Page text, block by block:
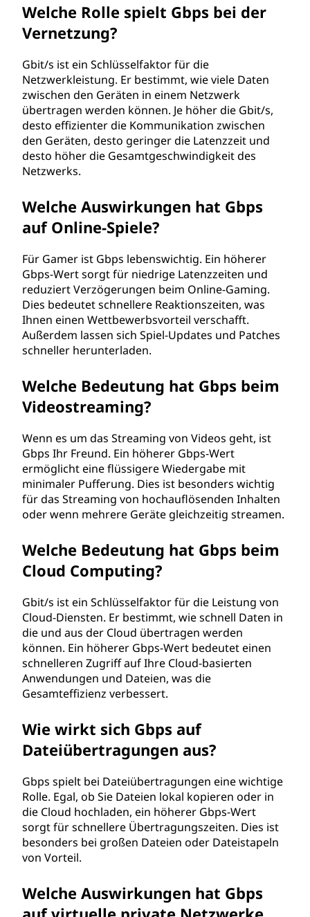
Welche Rolle spielt Gbps bei der
Vernetzung?
Gbit/s ist ein Schlüsselfaktor für die
Netzwerkleistung. Er bestimmt, wie viele Daten
zwischen den Geräten in einem Netzwerk
übertragen werden können. Je höher die Gbit/s,
desto effizienter die Kommunikation zwischen
den Geräten, desto geringer die Latenzzeit und
desto höher die Gesamtgeschwindigkeit des
Netzwerks.
Welche Auswirkungen hat Gbps
auf Online-Spiele?
Für Gamer ist Gbps lebenswichtig. Ein höherer
Gbps-Wert sorgt für niedrige Latenzzeiten und
reduziert Verzögerungen beim Online-Gaming.
Dies bedeutet schnellere Reaktionszeiten, was
Ihnen einen Wettbewerbsvorteil verschafft.
Außerdem lassen sich Spiel-Updates und Patches
schneller herunterladen.
Welche Bedeutung hat Gbps beim
Videostreaming?
Wenn es um das Streaming von Videos geht, ist
Gbps Ihr Freund. Ein höherer Gbps-Wert
ermöglicht eine flüssigere Wiedergabe mit
minimaler Pufferung. Dies ist besonders wichtig
für das Streaming von hochauflösenden Inhalten
oder wenn mehrere Geräte gleichzeitig streamen.
Welche Bedeutung hat Gbps beim
Cloud Computing?
Gbit/s ist ein Schlüsselfaktor für die Leistung von
Cloud-Diensten. Er bestimmt, wie schnell Daten in
die und aus der Cloud übertragen werden
können. Ein höherer Gbps-Wert bedeutet einen
schnelleren Zugriff auf Ihre Cloud-basierten
Anwendungen und Dateien, was die
Gesamteffizienz verbessert.
Wie wirkt sich Gbps auf
Dateiübertragungen aus?
Gbps spielt bei Dateiübertragungen eine wichtige
Rolle. Egal, ob Sie Dateien lokal kopieren oder in
die Cloud hochladen, ein höherer Gbps-Wert
sorgt für schnellere Übertragungszeiten. Dies ist
besonders bei großen Dateien oder Dateistapeln
von Vorteil.
Welche Auswirkungen hat Gbps